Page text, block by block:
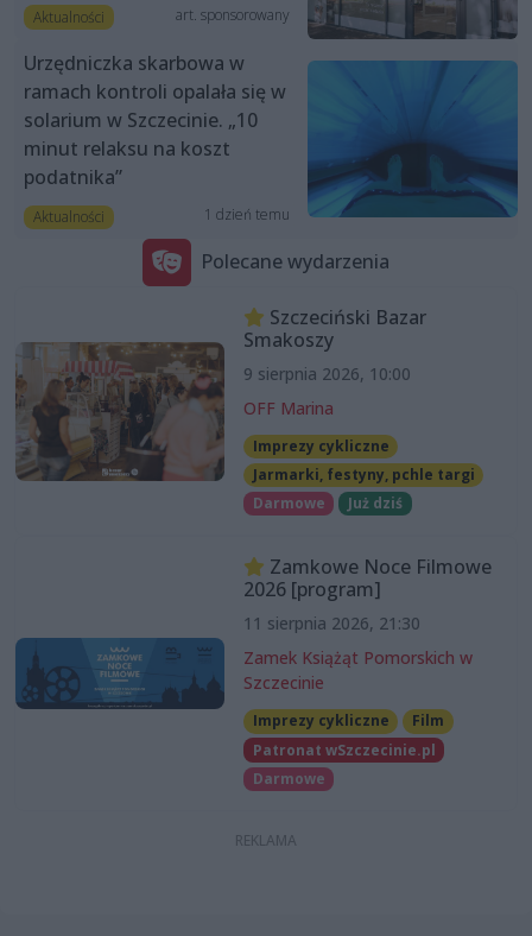
Aktualności art. sponsorowany
Urzędniczka skarbowa w
ramach kontroli opalała się w
solarium w Szczecinie. „10
minut relaksu na koszt
podatnika”
Aktualności 1 dzień temu
Polecane wydarzenia
Szczeciński Bazar
Smakoszy
9 sierpnia 2026, 10:00
OFF Marina
Imprezy cykliczne
Jarmarki, festyny, pchle targi
Darmowe
Już dziś
Zamkowe Noce Filmowe
2026 [program]
11 sierpnia 2026, 21:30
Zamek Książąt Pomorskich w
Szczecinie
Imprezy cykliczne
Film
Patronat wSzczecinie.pl
Darmowe